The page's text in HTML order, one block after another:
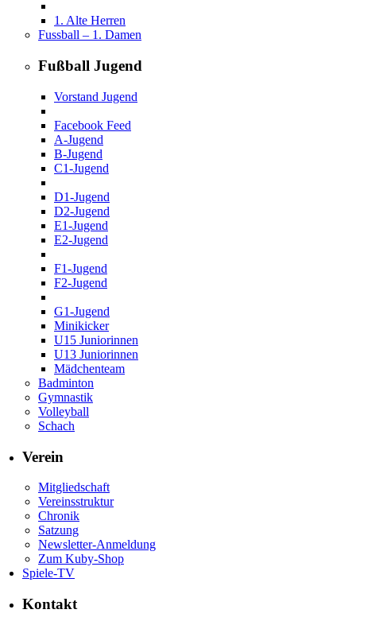
1. Alte Herren
Fussball – 1. Damen
Fußball Jugend
Vorstand Jugend
Facebook Feed
A-Jugend
B-Jugend
C1-Jugend
D1-Jugend
D2-Jugend
E1-Jugend
E2-Jugend
F1-Jugend
F2-Jugend
G1-Jugend
Minikicker
U15 Juniorinnen
U13 Juniorinnen
Mädchenteam
Badminton
Gymnastik
Volleyball
Schach
Verein
Mitgliedschaft
Vereinsstruktur
Chronik
Satzung
Newsletter-Anmeldung
Zum Kuby-Shop
Spiele-TV
Kontakt